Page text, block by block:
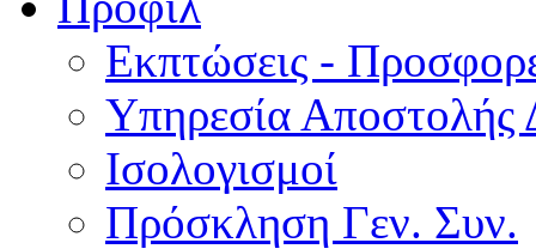
Εκπτώσεις -
Υπηρεσία Αποστολής
Ισολογισμοί
Πρόσκληση Γεν. Συν.